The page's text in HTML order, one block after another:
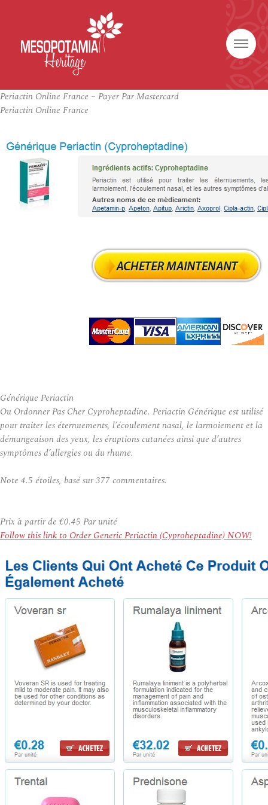
Periactin Online France – Payer Par Mastercard
Periactin Online France
Générique Periactin
Ou Ordonner Pas Cher Cyproheptadine. Periactin Générique est utilisé
pour traiter les éternuements, l’écoulement nasal, le larmoiement et la
démangeaison des yeux, les éruptions cutanées ainsi que d’autres
symptômes d’allergies ou du rhume.
Note 4.5 étoiles, basé sur377commentaires.
Prix à partir de €0.45 Par unité
Follow this link to Order Generic Periactin (Cyproheptadine) NOW!